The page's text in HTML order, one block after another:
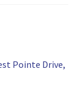
Pointe Drive,